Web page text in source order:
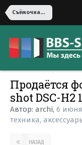
Съёмочная видео и фото техника, аксессуары.
Продаётся
shot DSC-H2
Автор: archi, 6
техника,
НАЗАД